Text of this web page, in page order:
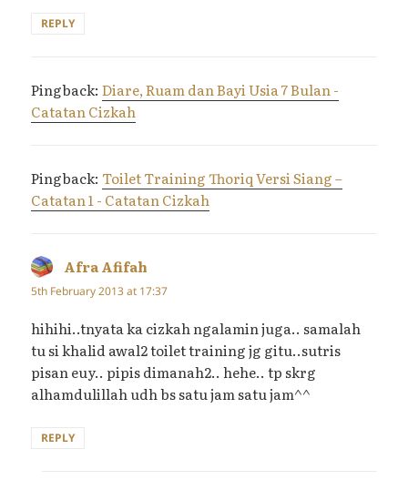
REPLY
Pingback:Diare, Ruam dan Bayi Usia 7 Bulan -
Catatan Cizkah
Pingback: Toilet Training Thoriq Versi Siang –
Catatan 1 - Catatan Cizkah
Afra Afifah
5th February 2013 at 17:37
hihihi..tnyata ka cizkah ngalamin juga.. samalah
tu si khalid awal2 toilet training jg gitu..sutris
pisan euy.. pipis dimanah2.. hehe.. tp skrg
alhamdulillah udh bs satu jam satu jam^^
REPLY